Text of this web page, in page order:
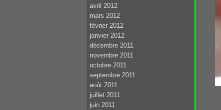
avril 2012
mars 2012
février 2012
janvier 2012
décembre 2011
novembre 2011
octobre 2011
septembre 2011
août 2011
juillet 2011
juin 2011